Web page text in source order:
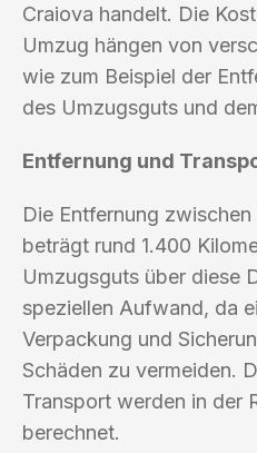
Craiova handelt. Die
Umzug hängen von
wie zum Beispiel der
des Umzugsguts und
Entfernung und
Die Entfernung
beträgt rund 1.400
Umzugsguts über diese
speziellen Aufwand, da
Verpackung und
Schäden zu vermeiden.
Transport werden in der
berechnet.